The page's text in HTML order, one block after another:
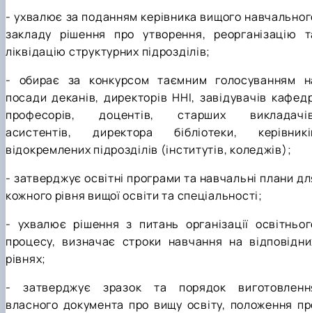
- ухвалює за поданням керівника вищого
закладу рішення про утворення, реорганізацію
ліквідацію структурних підрозділів;
- обирає за конкурсом таємним голосуванням
посади деканів, директорів ННІ, завідувачів
професорів, доцентів, старших
асистентів, директора бібліотеки,
відокремлених підрозділів (інститутів, коледжів);
- затверджує освітні програми та навчальні плани
кожного рівня вищої освіти та спеціальності;
- ухвалює рішення з питань організації
процесу, визначає строки навчання на
рівнях;
- затверджує зразок та порядок
власного документа про вищу освіту, положення